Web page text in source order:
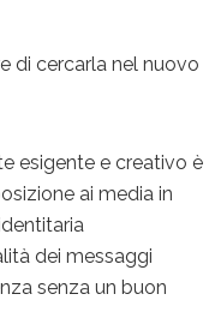
di cercarla nel nuovo
esigente e creativo è
ai media in
dei messaggi
senza un buon